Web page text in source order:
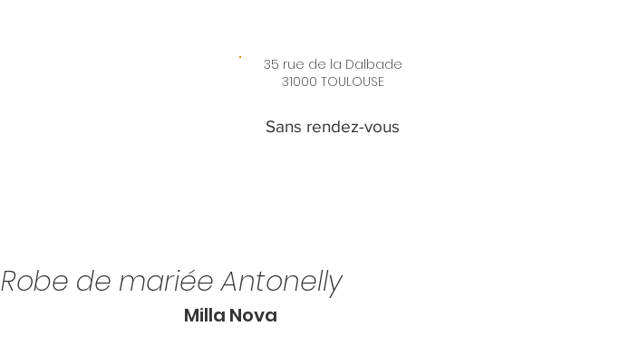
35 rue de la Dalbade
31000 TOULOUSE
Sans rendez-vous
Robe de mariée Antonelly
Milla Nova